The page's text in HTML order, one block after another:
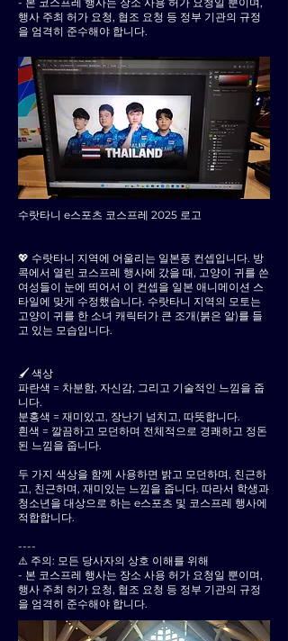
행사 주최 허가 요청, 협조 요청 등 정부 기관의 규정
을 엄격히 준수해야 합니다.
수랏타니 e스포츠 코스프레 2025 로고
💖 수랏타니 지역에 어울리는 일본풍 컨셉입니다. 방
콕에서 열린 코스프레 행사에 갔을 때, 고양이 귀를 쓴
여성들이 눈에 띄어서 이 컨셉을 일본 애니메이션 스
타일에 맞게 수정했습니다. 수랏타니 지역의 모토는
고양이 귀를 한 소녀 캐릭터가 큰 조개(붉은 알)를 들
고 있는 모습입니다.
🖌 색상
파란색 = 차분함, 자신감, 그리고 기술적인 느낌을 줍
니다.
분홍색 = 재미있고, 장난기 넘치고, 따뜻합니다.
흰색 = 깔끔하고 모던하며 전체적으로 경쾌하고 정돈
된 느낌을 줍니다.
두 가지 색상을 함께 사용하면 밝고 모던하며, 친근하
고, 친근하며, 재미있는 느낌을 줍니다. 따라서 학생과
청소년을 대상으로 하는 e스포츠 및 코스프레 행사에
적합합니다.
----
⚠️ 주의: 모든 당사자의 상호 이해를 위해
- 본 코스프레 행사는 장소 사용 허가 요청일 뿐이며,
행사 주최 허가 요청, 협조 요청 등 정부 기관의 규정
을 엄격히 준수해야 합니다.